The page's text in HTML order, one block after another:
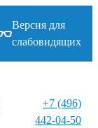
Версия для
слабовидящих
+7 (496)
442-04-50